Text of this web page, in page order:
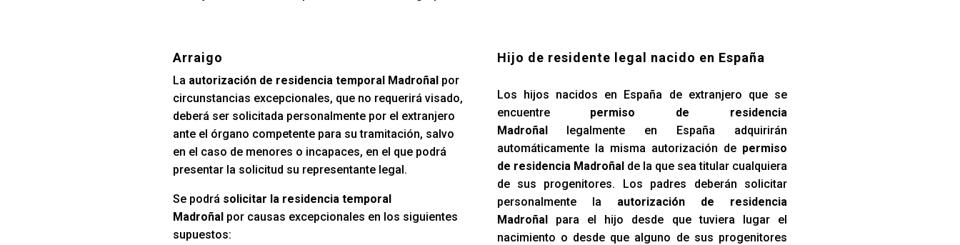
Arraigo
La autorización de residencia temporal Madroñalpor
circunstancias excepcionales, que no requerirá visado,
deberá ser solicitada personalmente por el extranjero
ante el órgano competente para su tramitación, salvo
en el caso de menores o incapaces, en el que podrá
presentar la solicitud su representante legal.
Se podrá solicitar la residencia temporal
Madroñalpor causas excepcionales en los siguientes
supuestos:
Hijo de residente legal nacido en España
Los hijos nacidos en España de extranjero que se
encuentre permiso de residencia
Madroñallegalmente en España adquirirán
automáticamente la misma autorización de permiso
de residencia Madroñalde la que sea titular cualquiera
de sus progenitores. Los padres deberán solicitar
personalmente la autorización de residencia
Madroñalpara el hijo desde que tuviera lugar el
nacimiento o desde que alguno de sus progenitores